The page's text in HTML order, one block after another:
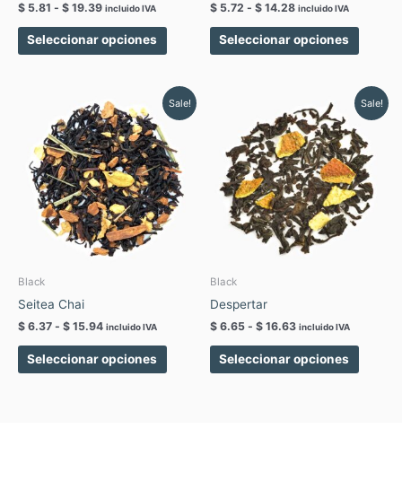
$ 5.81 - $ 19.39 incluido IVA
Seleccionar opciones
producto
$ 5.72 - $ 14.28 incluido IVA
Seleccionar opciones
Sale!
Black
Seitea Chai
$ 6.37 - $ 15.94
de
precios:
desde
$ 6.37
hasta
$ 15.94
incluido IVA
Seleccionar opciones
Este
producto
tiene
múltiples
variantes.
Las
opciones
producto
Sale!
Black
Despertar
$ 6.65 - $ 16.63
de
precios:
desde
$ 6.65
hasta
$ 16.63
incluido IVA
Seleccionar opciones
Este
tiene
Las